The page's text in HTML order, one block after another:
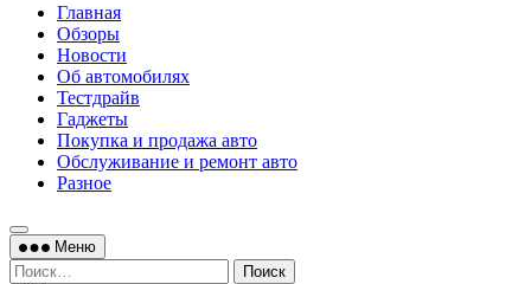
Главная
Обзоры
Новости
Об автомобилях
Тестдрайв
Гаджеты
Покупка и продажа авто
Обслуживание и ремонт авто
Разное
Меню
Найти: